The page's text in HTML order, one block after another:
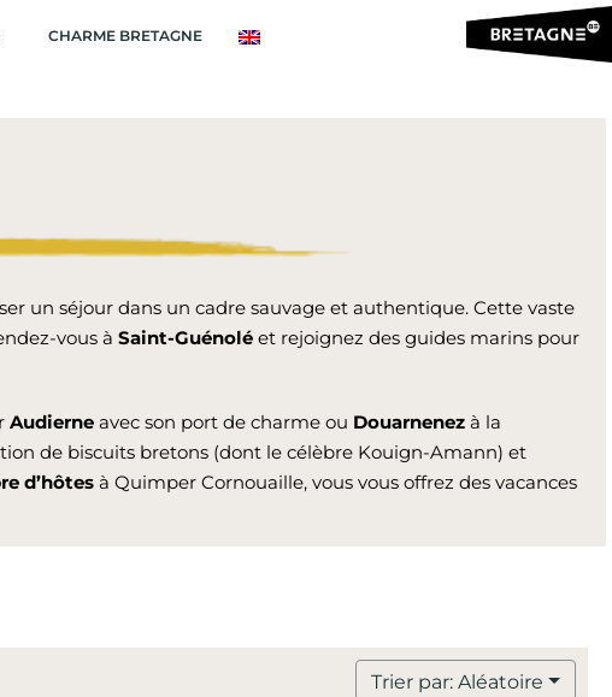
CHARME BRETAGNE
un séjour dans un cadre sauvage et authentique. Cette vaste
vous à Saint-Guénolé et rejoignez des guides marins pour
Audierne avec son port de charme ou Douarnenez à la
de biscuits bretons (dont le célèbre Kouign-Amann) et
d’hôtes à Quimper Cornouaille, vous vous offrez des vacances
Trier par: Aléatoire